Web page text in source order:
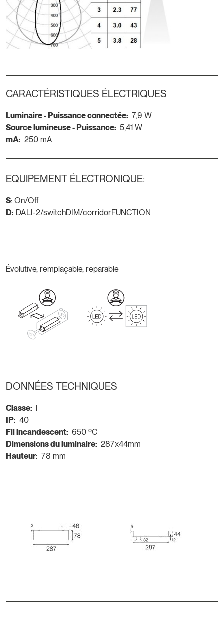
CARACTÉRISTIQUES ÉLECTRIQUES
Luminaire - Puissance connectée: 7,9 W
Source lumineuse - Puissance: 5,41 W
mA: 250 mA
EQUIPEMENT ÉLECTRONIQUE:
S: On/Off
D: DALI-2/switchDIM/corridorFUNCTION
Évolutive, remplaçable, reparable
DONNÉES TECHNIQUES
Classe:
IP: 40
Fil incandescent: 650 ºC
Dimensions du luminaire: 287x44mm
Hauteur: 78 mm